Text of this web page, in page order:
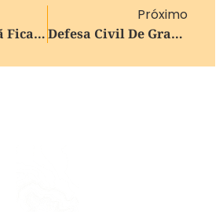
Café Da Manhã Fica Mais Barato Nos Supermercados E Reforça Tendência De Alimentação Saudável
Próximo
Defesa Civil De Gramado Integra Ação Humanitária E Transporta Donativos Para Vítimas De Terremoto Na Venezuela